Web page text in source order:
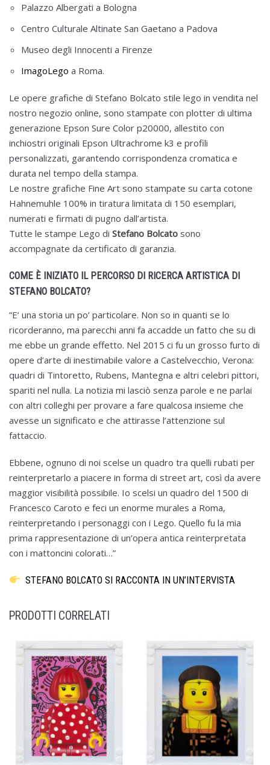
Palazzo Albergati a Bologna
Centro Culturale Altinate San Gaetano a Padova
Museo degli Innocenti a Firenze
ImagoLego a Roma.
Le opere grafiche di Stefano Bolcato stile lego in vendita nel
nostro negozio online, sono stampate con plotter di ultima
generazione Epson Sure Color p20000, allestito con
inchiostri originali Epson Ultrachrome k3 e profili
personalizzati, garantendo corrispondenza cromatica e
durata nel tempo della stampa.
Le nostre grafiche Fine Art sono stampate su carta cotone
Hahnemuhle 100% in tiratura limitata di 150 esemplari,
numerati e firmati di pugno dall’artista.
Tutte le stampe Lego di Stefano Bolcato sono
accompagnate da certificato di garanzia.
COME È INIZIATO IL PERCORSO DI RICERCA ARTISTICA DI
STEFANO BOLCATO?
“E’ una storia un po’ particolare. Non so in quanti se lo
ricorderanno, ma parecchi anni fa accadde un fatto che su di
me ebbe un grande effetto. Nel 2015 ci fu un grosso furto di
opere d’arte di inestimabile valore a Castelvecchio, Verona:
quadri di Tintoretto, Rubens, Mantegna e altri celebri pittori,
spariti nel nulla. La notizia mi lasciò senza parole e ne parlai
con altri colleghi per provare a fare qualcosa insieme che
avesse un significato e che attirasse l’attenzione sul
fattaccio.
Ebbene, ognuno di noi scelse un quadro tra quelli rubati per
reinterpretarlo a piacere in forma di street art, così da avere
maggior visibilità possibile. Io scelsi un quadro del 1500 di
Francesco Caroto e feci un enorme murales a Roma,
reinterpretando i personaggi con i Lego. Quello fu la mia
prima rappresentazione di un’opera antica reinterpretata
con i mattoncini colorati…”
STEFANO BOLCATO SI RACCONTA IN UN’INTERVISTA
PRODOTTI CORRELATI